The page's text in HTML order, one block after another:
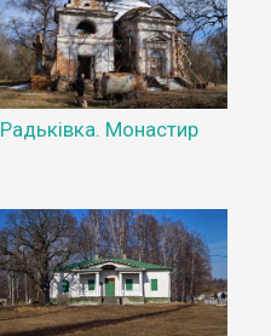
Радьківка. Монастир